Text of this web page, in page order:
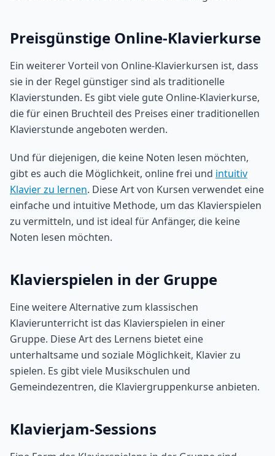
Preisgünstige Online-Klavierkurse
Ein weiterer Vorteil von Online-Klavierkursen ist, dass
sie in der Regel günstiger sind als traditionelle
Klavierstunden. Es gibt viele gute Online-Klavierkurse,
die für einen Bruchteil des Preises einer traditionellen
Klavierstunde angeboten werden.
Und für diejenigen, die keine Noten lesen möchten,
gibt es auch die Möglichkeit, online frei und intuitiv
Klavier zu lernen. Diese Art von Kursen verwendet eine
einfache und intuitive Methode, um das Klavierspielen
zu vermitteln, und ist ideal für Anfänger, die keine
Noten lesen möchten.
Klavierspielen in der Gruppe
Eine weitere Alternative zum klassischen
Klavierunterricht ist das Klavierspielen in einer
Gruppe. Diese Art des Lernens bietet eine
unterhaltsame und soziale Möglichkeit, Klavier zu
spielen. Es gibt viele Musikschulen und
Gemeindezentren, die Klaviergruppenkurse anbieten.
Klavierjam-Sessions